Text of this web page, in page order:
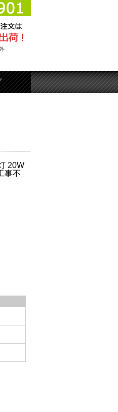
20W
事不